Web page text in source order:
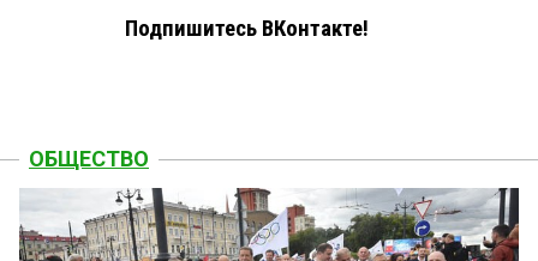
Подпишитесь ВКонтакте!
ОБЩЕСТВО